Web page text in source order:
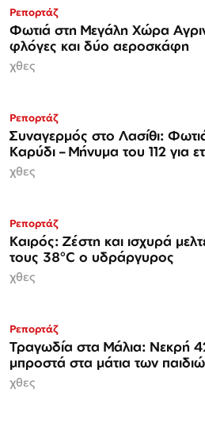
Ρεπορτάζ
Φωτιά στη Μεγάλη Χώρα
φλόγες και δύο αεροσκάφη
χθες
Ρεπορτάζ
Συναγερμός στο Λασίθι:
Καρύδι – Μήνυμα του 112 για
χθες
Ρεπορτάζ
Καιρός: Ζέστη και ισχυρά
τους 38°C ο υδράργυρος
χθες
Ρεπορτάζ
Τραγωδία στα Μάλια: Νεκρή
μπροστά στα μάτια των
χθες